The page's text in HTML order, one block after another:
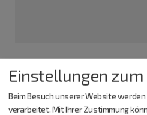
Ich habe die
Einstellungen
Beim Besuch unserer Website
verarbeitet. Mit Ihrer Zustimmung